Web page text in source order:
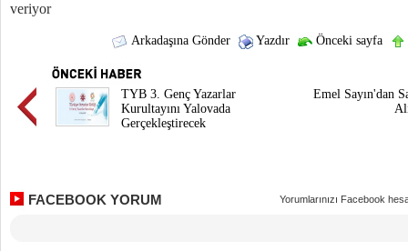
veriyor
Arkadaşına Gönder Yazdır Önceki sayfa
TYB 3. Genç Yazarlar
Kurultayını Yalovada
Gerçekleştirecek
Emel Sayın'dan
FACEBOOK YORUM Yorumlarınızı Facebook